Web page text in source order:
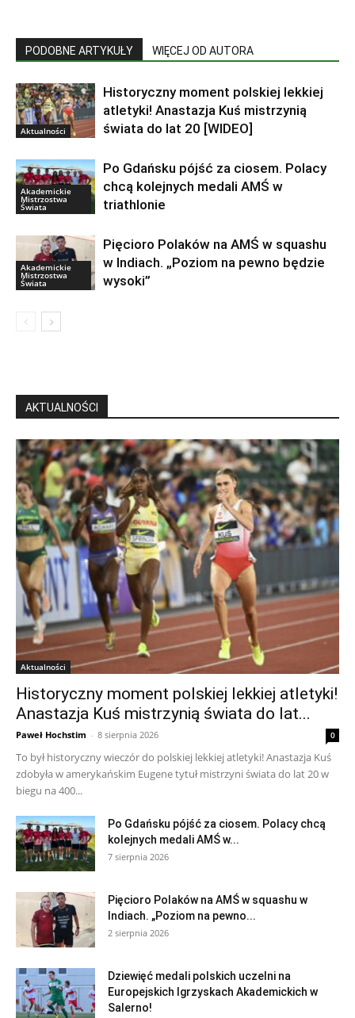
PODOBNE ARTYKUŁY WIĘCEJ OD AUTORA
Aktualności
Historyczny moment polskiej lekkiej
atletyki! Anastazja Kuś mistrzynią
świata do lat 20 [WIDEO]
Akademickie
Mistrzostwa
Świata
Po Gdańsku pójść za ciosem. Polacy
chcą kolejnych medali AMŚ w
triathlonie
Akademickie
Mistrzostwa
Świata
Pięcioro Polaków na AMŚ w squashu
w Indiach. „Poziom na pewno będzie
wysoki”
AKTUALNOŚCI
Aktualności
Historyczny moment polskiej lekkiej atletyki!
Anastazja Kuś mistrzynią świata do lat...
Paweł Hochstim - 8 sierpnia 2026 0
To był historyczny wieczór do polskiej lekkiej atletyki! Anastazja Kuś
zdobyła w amerykańskim Eugene tytuł mistrzyni świata do lat 20 w
biegu na 400...
Po Gdańsku pójść za ciosem. Polacy chcą
kolejnych medali AMŚ w...
7 sierpnia 2026
Pięcioro Polaków na AMŚ w squashu w
Indiach. „Poziom na pewno...
2 sierpnia 2026
Dziewięć medali polskich uczelni na
Europejskich Igrzyskach Akademickich w
Salerno!